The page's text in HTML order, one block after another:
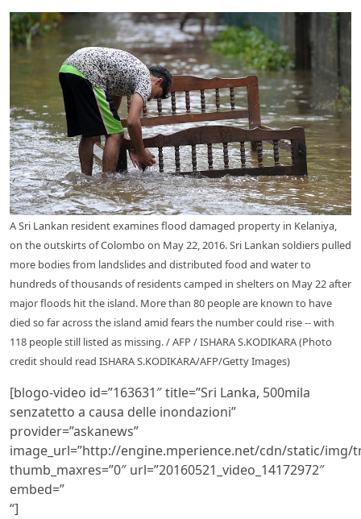
A Sri Lankan resident examines flood damaged property in Kelaniya,
on the outskirts of Colombo on May 22, 2016. Sri Lankan soldiers pulled
more bodies from landslides and distributed food and water to
hundreds of thousands of residents camped in shelters on May 22 after
major floods hit the island. More than 80 people are known to have
died so far across the island amid fears the number could rise -- with
118 people still listed as missing. / AFP / ISHARA S.KODIKARA (Photo
credit should read ISHARA S.KODIKARA/AFP/Getty Images)
[blogo-video id=”163631″ title=”Sri Lanka, 500mila
senzatetto a causa delle inondazioni”
provider=”askanews”
image_url=”http://engine.mperience.net/cdn/static/img/
thumb_maxres=”0″ url=”20160521_video_14172972″
embed=”
“]